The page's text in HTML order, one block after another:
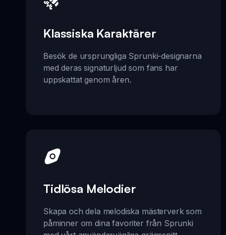
Klassiska Karaktärer
Besök de ursprungliga Sprunki-designarna
med deras signaturljud som fans har
uppskattat genom åren.
Tidlösa Melodier
Skapa och dela melodiska mästerverk som
påminner om dina favoriter från Sprunki